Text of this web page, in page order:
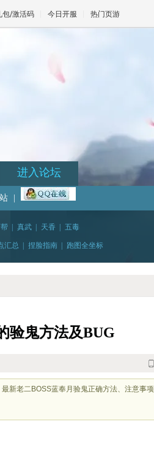
包/激活码 今日开服 热门页游
进入论坛
真武 天香 五毒
汇总 捏脸指南 跑图全坐标
验鬼方法及BUG
新老二BOSS蓝奉月验鬼正确方法、注意事项